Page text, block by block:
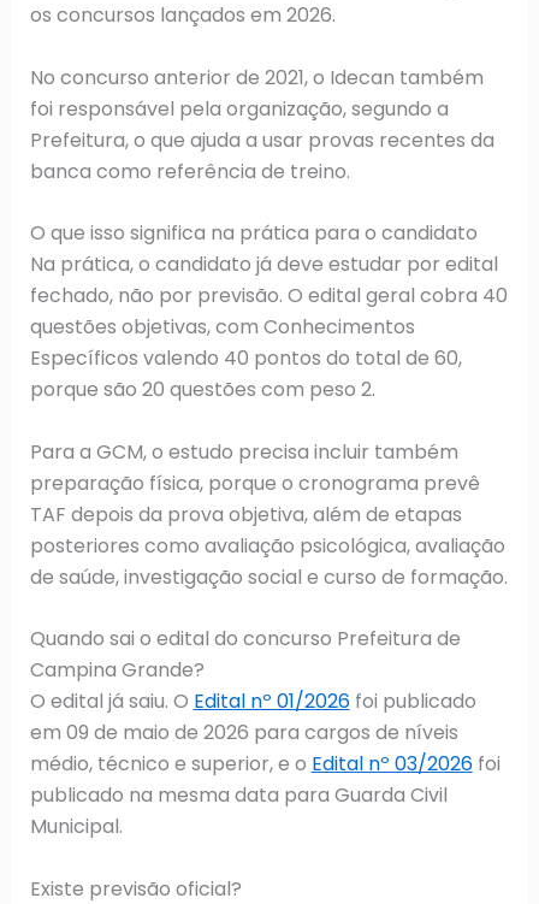
os concursos lançados em 2026.
No concurso anterior de 2021, o Idecan também
foi responsável pela organização, segundo a
Prefeitura, o que ajuda a usar provas recentes da
banca como referência de treino.
O que isso significa na prática para o candidato
Na prática, o candidato já deve estudar por edital
fechado, não por previsão. O edital geral cobra 40
questões objetivas, com Conhecimentos
Específicos valendo 40 pontos do total de 60,
porque são 20 questões com peso 2.
Para a GCM, o estudo precisa incluir também
preparação física, porque o cronograma prevê
TAF depois da prova objetiva, além de etapas
posteriores como avaliação psicológica, avaliação
de saúde, investigação social e curso de formação.
Quando sai o edital do concurso Prefeitura de
Campina Grande?
O edital já saiu. O Edital nº 01/2026foi publicado
em 09 de maio de 2026 para cargos de níveis
médio, técnico e superior, e o Edital nº 03/2026foi
publicado na mesma data para Guarda Civil
Municipal.
Existe previsão oficial?